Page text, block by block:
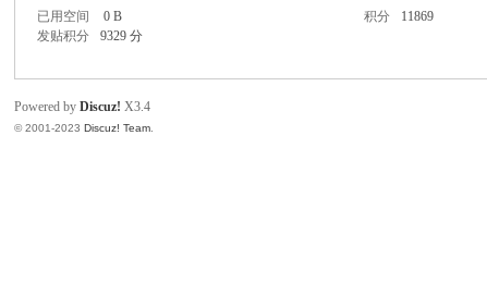
已用空间
0 B 积分 11869
发贴积分
9329 分
Powered byDiscuz! X3.4
© 2001-2023Discuz! Team